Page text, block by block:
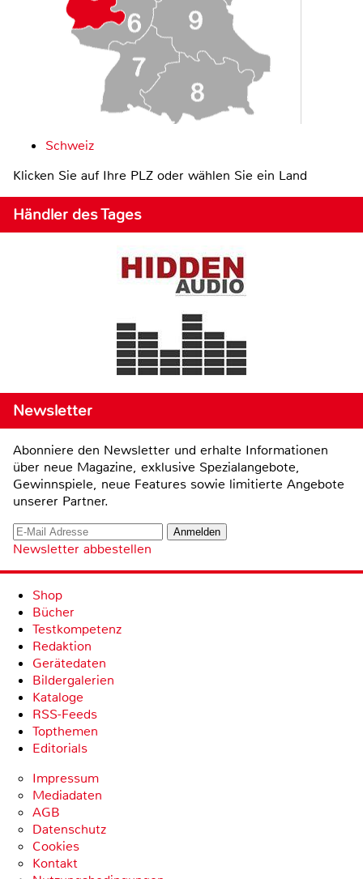
Schweiz
Klicken Sie auf Ihre PLZ oder wählen Sie ein Land
Händler des Tages
Newsletter
Abonniere den Newsletter und erhalte Informationen
über neue Magazine, exklusive Spezialangebote,
Gewinnspiele, neue Features sowie limitierte Angebote
unserer Partner.
Newsletter abbestellen
Shop
Bücher
Testkompetenz
Redaktion
Gerätedaten
Bildergalerien
Kataloge
RSS-Feeds
Topthemen
Editorials
Impressum
Mediadaten
AGB
Datenschutz
Cookies
Kontakt